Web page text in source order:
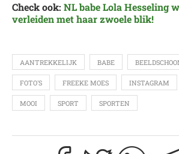
Check ook: NL babe Lola Hesseling
verleiden met haar zwoele blik!
AANTREKKELIJK BABE
FOTO'S FREEKE MOES INSTAGRAM
MOOI SPORT SPORTEN